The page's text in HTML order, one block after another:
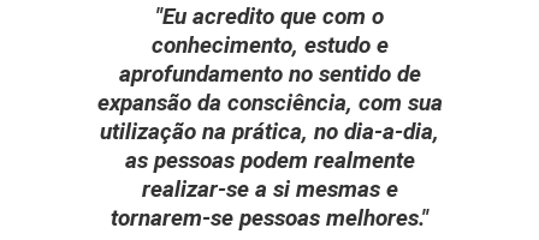
"Eu acredito que com o
conhecimento, estudo e
aprofundamento no sentido de
expansão da consciência, com sua
utilização na prática, no dia-a-dia,
as pessoas podem realmente
realizar-se a si mesmas e
tornarem-se pessoas melhores."